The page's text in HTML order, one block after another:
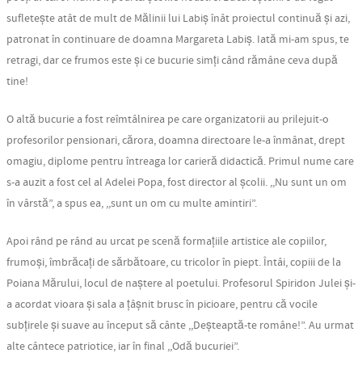
sufletește atât de mult de Mălinii lui Labiș înât proiectul continuă și azi,
patronat în continuare de doamna Margareta Labiș. Iată mi-am spus, te
retragi, dar ce frumos este și ce bucurie simți când rămâne ceva după
tine!
O altă bucurie a fost reîmtâlnirea pe care organizatorii au prilejuit-o
profesorilor pensionari, cărora, doamna directoare le-a înmânat, drept
omagiu, diplome pentru întreaga lor carieră didactică. Primul nume care
s-a auzit a fost cel al Adelei Popa, fost director al școlii. ,,Nu sunt un om
în vârstă”, a spus ea, ,,sunt un om cu multe amintiri”.
Apoi rând pe rând au urcat pe scenă formațiile artistice ale copiilor,
frumoși, îmbrăcați de sărbătoare, cu tricolor în piept. Întâi, copiii de la
Poiana Mărului, locul de naștere al poetului. Profesorul Spiridon Julei și-
a acordat vioara și sala a țâșnit brusc în picioare, pentru că vocile
subțirele și suave au început să cânte ,,Deșteaptă-te române!”. Au urmat
alte cântece patriotice, iar în final ,,Odă bucuriei”.